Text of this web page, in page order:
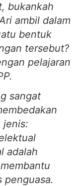
bukankah
ambil dalam
bentuk
tersebut?
pelajaran
sangat
jenis:
adalah
penguasa.